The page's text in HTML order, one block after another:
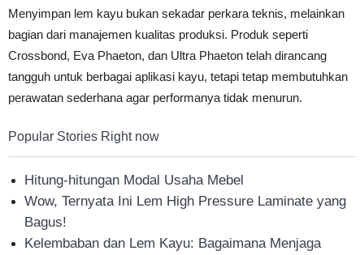
Menyimpan lem kayu bukan sekadar perkara teknis, melainkan
bagian dari manajemen kualitas produksi. Produk seperti
Crossbond, Eva Phaeton, dan Ultra Phaeton telah dirancang
tangguh untuk berbagai aplikasi kayu, tetapi tetap membutuhkan
perawatan sederhana agar performanya tidak menurun.
Popular Stories Right now
Hitung-hitungan Modal Usaha Mebel
Wow, Ternyata Ini Lem High Pressure Laminate yang
Bagus!
Kelembaban dan Lem Kayu: Bagaimana Menjaga